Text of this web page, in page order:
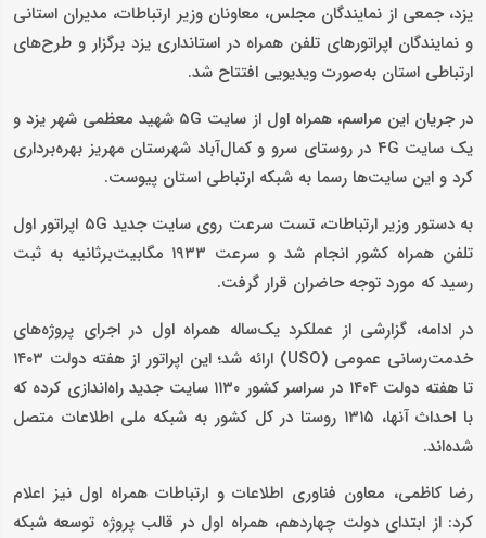
یزد، جمعی از نمایندگان مجلس، معاونان وزیر ارتباطات، مدیران استانی
و نمایندگان اپراتورهای تلفن همراه در استانداری یزد برگزار و طرح‌های
ارتباطی استان به‌صورت ویدیویی افتتاح شد.
در جریان این مراسم، همراه اول از سایت 5G شهید معظمی شهر یزد و
یک سایت 4G در روستای سرو و کمال‌آباد شهرستان مهریز بهره‌برداری
کرد و این سایت‌ها رسما به شبکه ارتباطی استان پیوست.
به دستور وزیر ارتباطات، تست سرعت روی سایت جدید 5G اپراتور اول
تلفن همراه کشور انجام شد و سرعت ۱۹۳۳ مگابیت‌برثانیه به ثبت
رسید که مورد توجه حاضران قرار گرفت.
در ادامه، گزارشی از عملکرد یک‌ساله همراه اول در اجرای پروژه‌های
خدمت‌رسانی عمومی (USO) ارائه شد؛ این اپراتور از هفته دولت ۱۴۰۳
تا هفته دولت ۱۴۰۴ در سراسر کشور ۱۱۳۰ سایت جدید راه‌اندازی کرده که
با احداث آنها، ۱۳۱۵ روستا در کل کشور به شبکه ملی اطلاعات متصل
شده‌اند.
رضا کاظمی، معاون فناوری اطلاعات و ارتباطات همراه اول نیز اعلام
کرد: از ابتدای دولت چهاردهم، همراه اول در قالب پروژه توسعه شبکه